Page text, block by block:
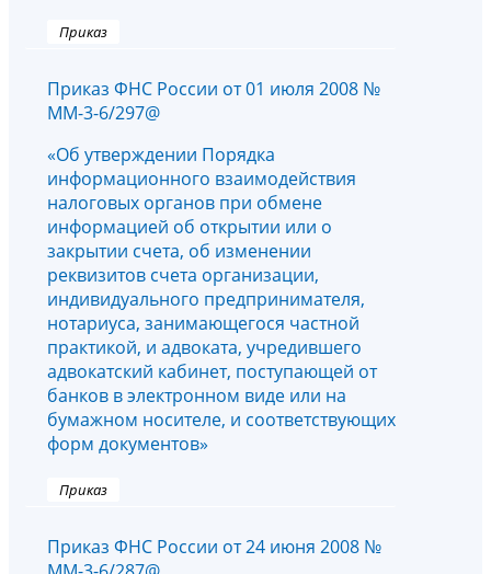
Приказ
Приказ ФНС России от 01 июля 2008 №
ММ-3-6/297@
«Об утверждении Порядка
информационного взаимодействия
налоговых органов при обмене
информацией об открытии или о
закрытии счета, об изменении
реквизитов счета организации,
индивидуального предпринимателя,
нотариуса, занимающегося частной
практикой, и адвоката, учредившего
адвокатский кабинет, поступающей от
банков в электронном виде или на
бумажном носителе, и соответствующих
форм документов»
Приказ
Приказ ФНС России от 24 июня 2008 №